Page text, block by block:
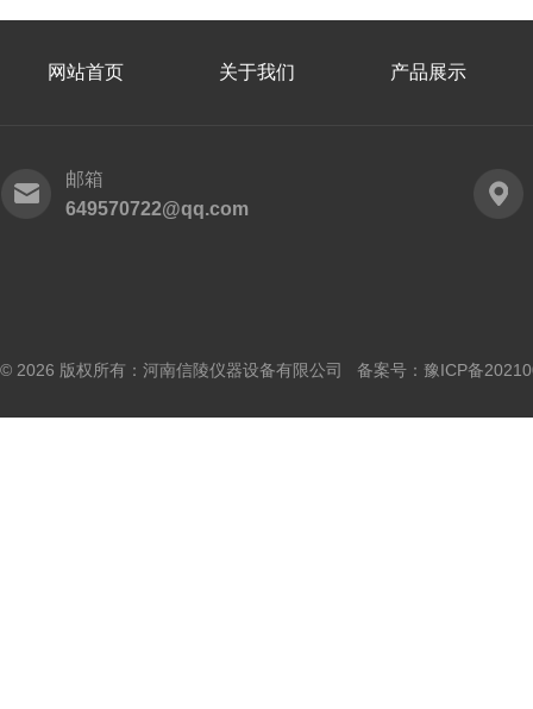
网站首页 关于我们 产品展示
邮箱
649570722@qq.com
© 2026 版权所有：河南信陵仪器设备有限公司 备案号： 豫ICP备